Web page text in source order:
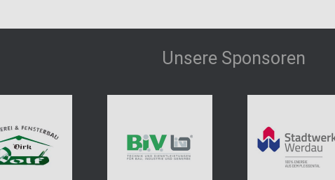
Unsere Sponsoren